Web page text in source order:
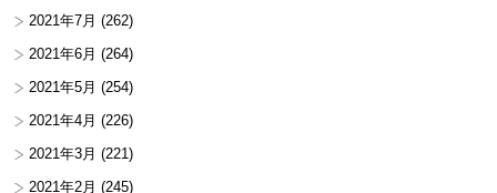
2021年7月 (262)
2021年6月 (264)
2021年5月 (254)
2021年4月 (226)
2021年3月 (221)
2021年2月 (245)